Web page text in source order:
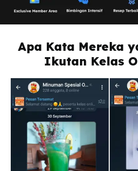
Apa Kata Mereka
Ikutan Kelas